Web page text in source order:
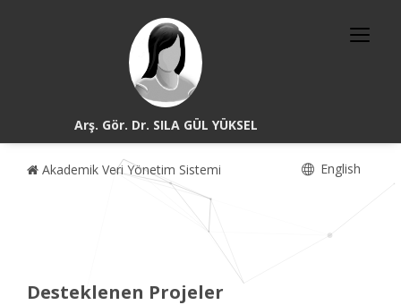
Arş. Gör. Dr. SILA GÜL YÜKSEL
Akademik Veri Yönetim Sistemi English
Desteklenen Projeler